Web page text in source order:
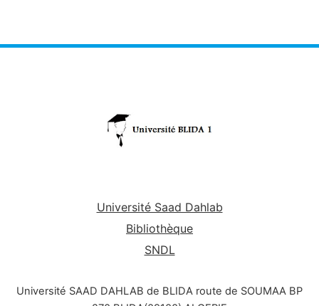
Université Saad Dahlab
Bibliothèque
SNDL
Université SAAD DAHLAB de BLIDA route de SOUMAA BP